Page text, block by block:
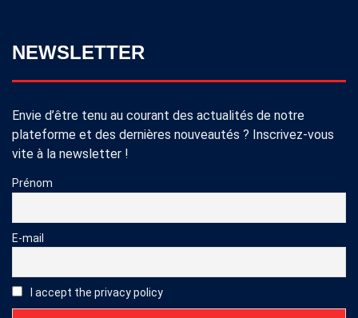
NEWSLETTER
Envie d’être tenu au courant des actualités de notre
plateforme et des dernières nouveautés ? Inscrivez-vous
vite à la newsletter !
Prénom
E-mail
I accept the privacy policy